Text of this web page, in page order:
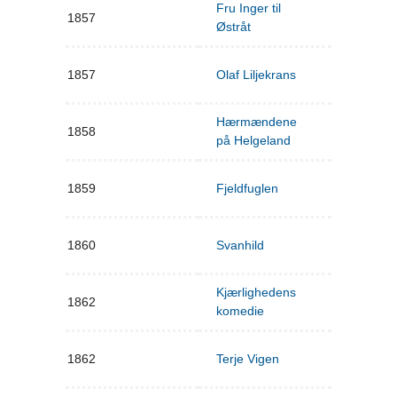
1857
Fru Inger til
Østråt
1857 Olaf Liljekrans
1858
Hærmændene
på Helgeland
1859 Fjeldfuglen
1860 Svanhild
1862
Kjærlighedens
komedie
1862 Terje Vigen